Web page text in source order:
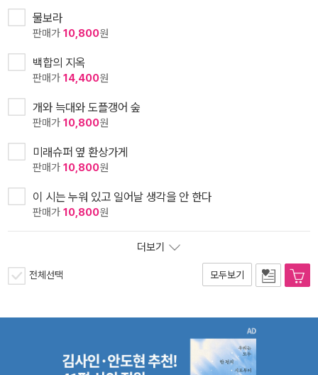
물보라
판매가 10,800원
백합의 지옥
판매가 14,400원
개와 늑대와 도플갱어 숲
판매가 10,800원
미래슈퍼 옆 환상가게
판매가 10,800원
이 시는 누워 있고 일어날 생각을 안 한다
판매가 10,800원
더보기
전체선택 모두보기